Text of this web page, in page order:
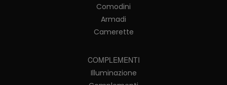
Comodini
Armadi
Camerette
COMPLEMENTI
Illuminazione